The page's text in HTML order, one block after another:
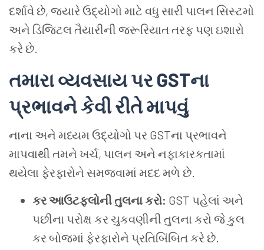
દર્શાવે છે, જ્યારે ઉદ્યોગો માટે વધુ સારી પાલન સિસ્ટમો
અને ડિજિટલ તૈયારીની જરૂરિયાત તરફ પણ ઇશારો
કરે છે.
તમારા વ્યવસાય પર GSTના
પ્રભાવને કેવી રીતે માપવું
નાના અને મધ્યમ ઉદ્યોગો પર GSTના પ્રભાવને
માપવાથી તમને ખર્ચ, પાલન અને નફાકારકતામાં
થયેલા ફેરફારોને સમજવામાં મદદ મળે છે.
કર આઉટફ્લોની તુલના કરો: GST પહેલાં અને
પછીના પરોક્ષ કર ચુકવણીની તુલના કરો જે કુલ
કર બોજમાં ફેરફારોને પ્રતિબિંબિત કરે છે.